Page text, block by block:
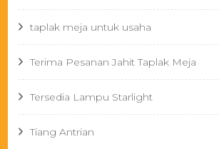
taplak meja untuk usaha
Terima Pesanan Jahit Taplak Meja
Tersedia Lampu Starlight
Tiang Antrian